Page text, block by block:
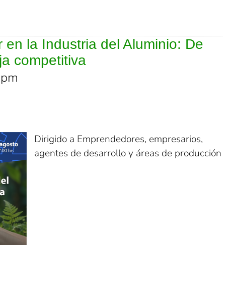
la Industria del Aluminio: De
competitiva
Dirigido a Emprendedores, empresarios,
agentes de desarrollo y áreas de producción